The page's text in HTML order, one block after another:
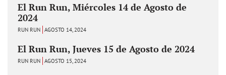
El Run Run, Miércoles 14 de Agosto de
2024
RUN RUN AGOSTO 14, 2024
El Run Run, Jueves 15 de Agosto de 2024
RUN RUN AGOSTO 15, 2024